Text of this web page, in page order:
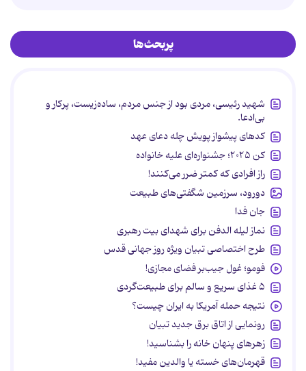
پربحث‌ها
شهید رئیسی، مردی بود از جنس مردم، ساده‌زیست، پرکار و
بی‌ادعا.
کدهای پیشواز پویش چله دعای عهد
کن ۲۰۲۵؛ جشنواره‌ای علیه خانواده
راز افرادی که کمتر ضرر می‌کنند!
دورود، سرزمین شگفتی‌های طبیعت
جان فدا
نماز لیله الدفن برای شهدای بیت رهبری
طرح اختصاصی تبیان ویژه روز جهانی قدس
فومو؛ غول جیب‌بر فضای مجازی!
۵ غذای سریع و سالم برای طبیعت‌گردی
نتیجه حمله آمریکا به ایران چیست؟
رونمایی از اتاق برق جدید تبیان
زهرهای پنهان خانه را بشناسید!
قهرمان‌های خسته یا والدین مفید!